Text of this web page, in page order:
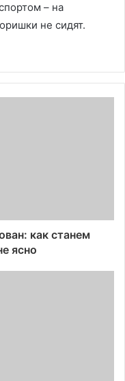
– на
не сидят.
как станем
ясно